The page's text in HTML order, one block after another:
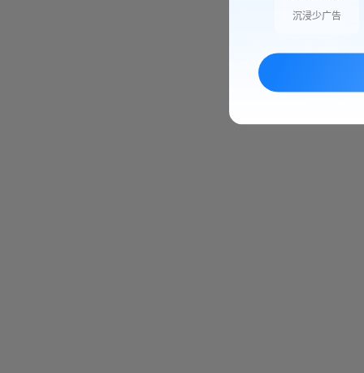
沉浸少广告